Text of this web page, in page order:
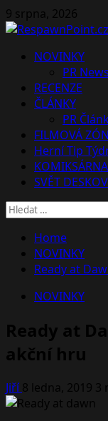
Skip
to
9 srpna, 2026
PrimaryNOVINKY
PR News
RECENZE
ČLÁNKY
PR
FILMOVÁ
Herní Tip
KOMIKSÁRNA
SVĚT
Vyhledávání
Home
NOVINKY
Ready at
NOVINKY
Ready at
akční hru
Jiří8 ledna, 2019 3